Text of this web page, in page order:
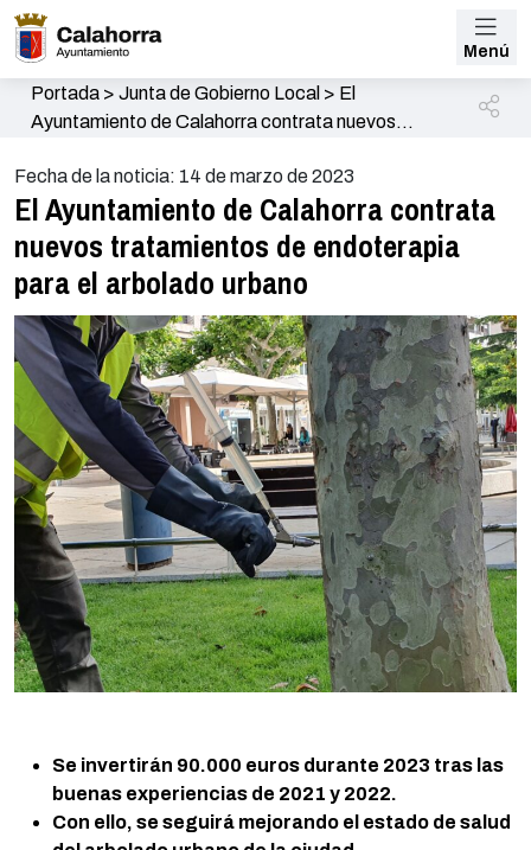
Menú
Portada> Junta de Gobierno Local > El
Ayuntamiento de Calahorra contrata nuevos
urbano
Fecha de la noticia: 14 de marzo de 2023
El Ayuntamiento de Calahorra contrata
nuevos tratamientos de endoterapia
para el arbolado urbano
Se invertirán 90.000 euros durante 2023 tras las
buenas experiencias de 2021 y 2022.
Con ello, se seguirá mejorando el estado de salud